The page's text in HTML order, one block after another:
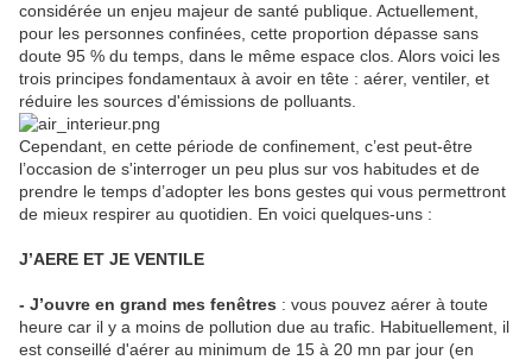
considérée un enjeu majeur de santé publique. Actuellement,
pour les personnes confinées, cette proportion dépasse sans
doute 95 % du temps, dans le même espace clos. Alors voici les
trois principes fondamentaux à avoir en tête : aérer, ventiler, et
réduire les sources d'émissions de polluants.
Cependant, en cette période de confinement, c’est peut-être
l’occasion de s'interroger un peu plus sur vos habitudes et de
prendre le temps d’adopter les bons gestes qui vous permettront
de mieux respirer au quotidien. En voici quelques-uns :
J’AERE ET JE VENTILE
- J’ouvre en grand mes fenêtres : vous pouvez aérer à toute
heure car il y a moins de pollution due au trafic. Habituellement, il
est conseillé d'aérer au minimum de 15 à 20 mn par jour (en